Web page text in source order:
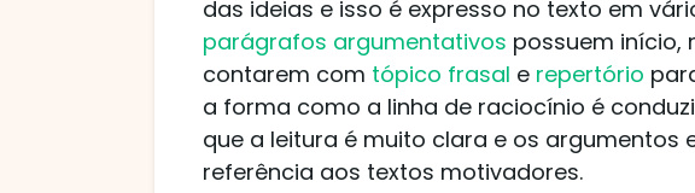
das ideias e isso é expresso no texto em
parágrafos argumentativos possuem início,
contarem com tópico frasal e repertório
a forma como a linha de raciocínio é
que a leitura é muito clara e os argumentos
referência aos textos motivadores.